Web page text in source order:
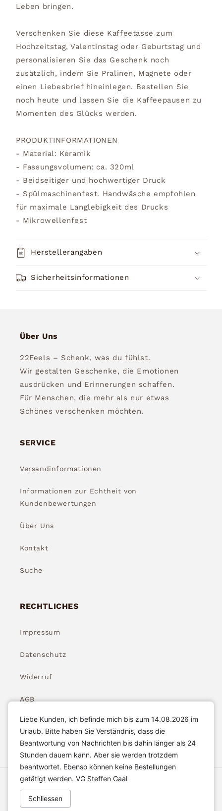
Leben bringen.
Verschenken Sie diese Kaffeetasse zum
Hochzeitstag, Valentinstag oder Geburtstag und
personalisieren Sie das Geschenk noch
zusätzlich, indem Sie Pralinen, Magnete oder
einen Liebesbrief hineinlegen. Bestellen Sie
noch heute und lassen Sie die Kaffeepausen zu
Momenten des Glücks werden.
PRODUKTINFORMATIONEN
- Material: Keramik
- Fassungsvolumen: ca. 320ml
- Beidseitiger und hochwertiger Druck
- Spülmaschinenfest. Handwäsche empfohlen
für maximale Langlebigkeit des Drucks
- Mikrowellenfest
Herstellerangaben
Sicherheitsinformationen
Über Uns
22Feels – Schenk, was du fühlst.
Wir gestalten Geschenke, die Emotionen
ausdrücken und Erinnerungen schaffen.
Für Menschen, die mehr als nur etwas
Schönes verschenken möchten.
SERVICE
Versandinformationen
Informationen zur Echtheit von
Kundenbewertungen
Über Uns
Kontakt
Suche
RECHTLICHES
Impressum
Datenschutz
Widerruf
AGB
Widerrufsbelehrung
Akzeptierte Zahlungsarten
Liebe Kunden, ich befinde mich bis zum 14.08.2026 im
Urlaub. Bitte haben Sie Verständnis, dass die
Beantwortung von Nachrichten bis dahin länger als 24
Stunden dauern kann. Aber sie werden trotzdem
beantwortet. Ebenso können keine Bestellungen
getätigt werden. VG Steffen Gaal
Schliessen